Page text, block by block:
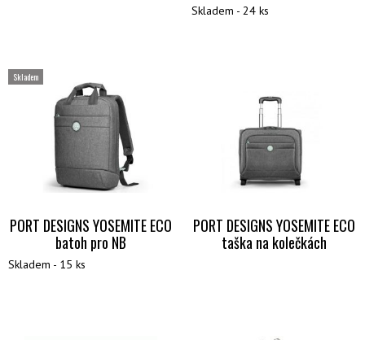
Skladem - 24 ks
Skladem
PORT DESIGNS YOSEMITE ECO
batoh pro NB
Skladem - 15 ks
PORT DESIGNS YOSEMITE ECO
taška na kolečkách